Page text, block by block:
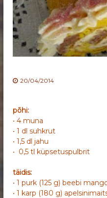
20/04/2014
põhi:
• 4 muna
• 1 dl suhkrut
• 1,5 dl jahu
• 0,5 tl küpsetuspulbrit
täidis:
• 1 purk (125 g) beebi
• 1 karp (180 g)